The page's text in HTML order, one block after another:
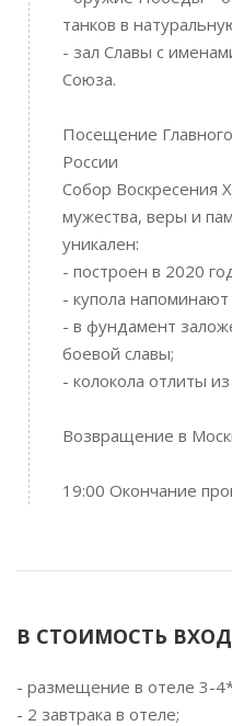
танков в
- зал Славы с
Союза.
Посещение
России
Собор Воскресения
мужества, веры и
уникален:
- построен в 2020
- купола
- в фундамент
боевой славы;
- колокола отлиты
Возвращение в
19:00 Окончание
В СТОИМОСТЬ
- размещение в отеле 3-
- 2 завтрака в отеле;